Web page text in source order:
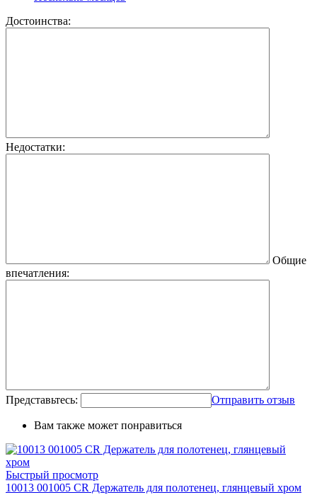
Достоинства:
Недостатки:
Общие
впечатления:
Представьтесь: Отправить отзыв
Вам также может понравиться
Быстрый просмотр
10013 001005 CR Держатель для полотенец, глянцевый хром